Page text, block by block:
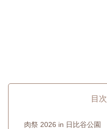
目次
肉祭 2026 in 日比谷公園